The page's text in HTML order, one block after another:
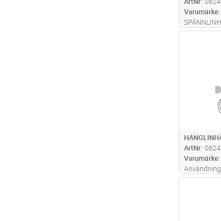
Varumärke
ArtNr
Varumärke
Passande
Överfallet
klämbult,